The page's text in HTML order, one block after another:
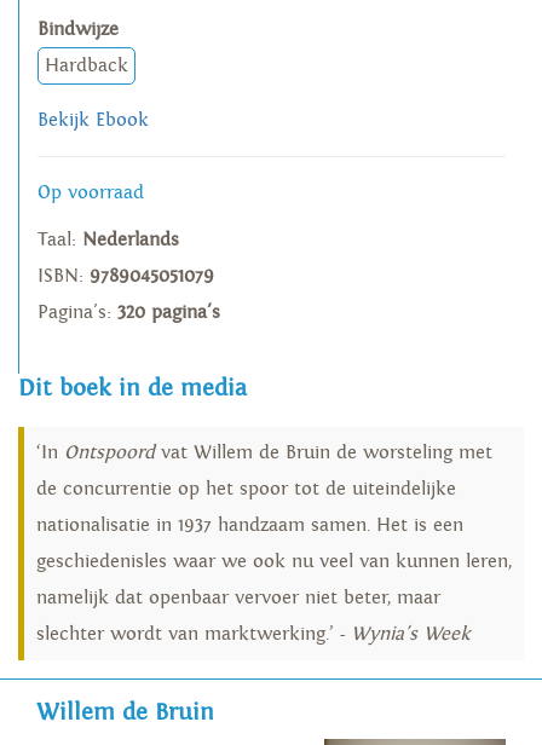
Bindwijze
Hardback
Bekijk Ebook
Op voorraad
Taal: Nederlands
ISBN: 9789045051079
Pagina's: 320 pagina's
Dit boek in de media
‘In Ontspoordvat Willem de Bruin de worsteling met
de concurrentie op het spoor tot de uiteindelijke
nationalisatie in 1937 handzaam samen. Het is een
geschiedenisles waar we ook nu veel van kunnen leren,
namelijk dat openbaar vervoer niet beter, maar
slechter wordt van marktwerking.’ - Wynia's Week
Willem de Bruin